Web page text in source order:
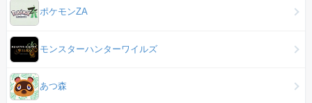
ポケモンZA
モンスターハンターワイルズ
あつ森